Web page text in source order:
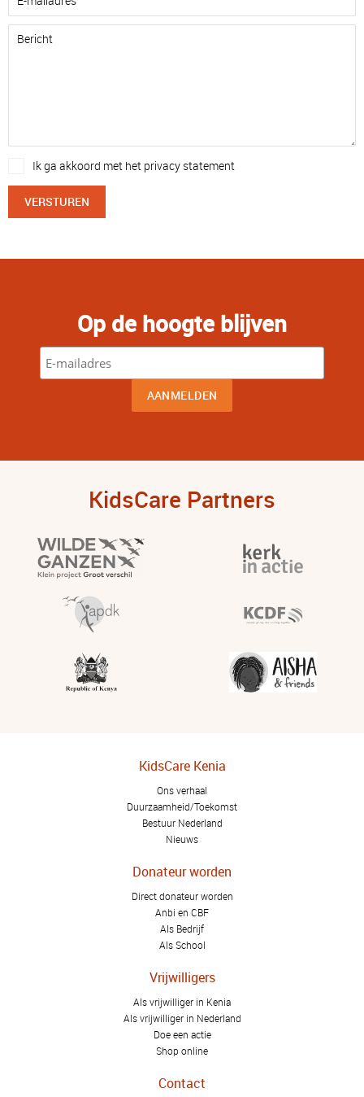
Ik ga akkoord met het privacy statement
VERSTUREN
Op de hoogte blijven
KidsCare Partners
KidsCare Kenia
Ons verhaal
Duurzaamheid/Toekomst
Bestuur Nederland
Nieuws
Donateur worden
Direct donateur worden
Anbi en CBF
Als Bedrijf
Als School
Vrijwilligers
Als vrijwilliger in Kenia
Als vrijwilliger in Nederland
Doe een actie
Shop online
Contact